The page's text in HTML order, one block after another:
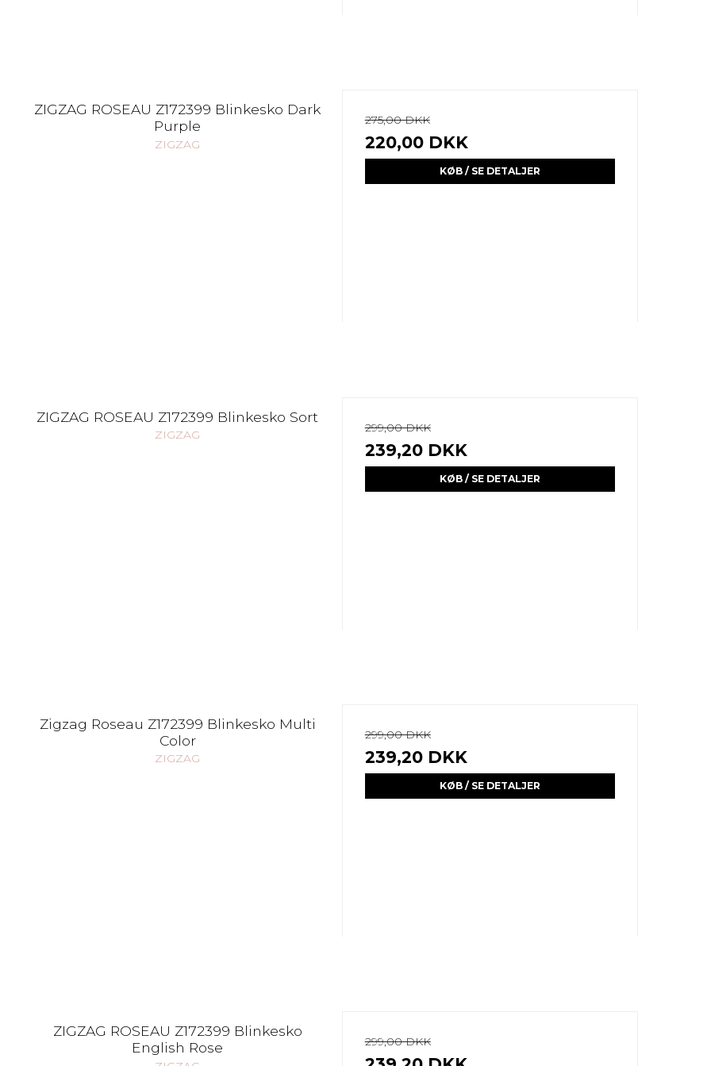
ZIGZAG ROSEAU Z172399 Blinkesko Dark
Purple
ZIGZAG
275,00 DKK
220,00 DKK
KØB / SE DETALJER
ZIGZAG ROSEAU Z172399 Blinkesko Sort
ZIGZAG
299,00 DKK
239,20 DKK
KØB / SE DETALJER
Zigzag Roseau Z172399 Blinkesko Multi
Color
ZIGZAG
299,00 DKK
239,20 DKK
KØB / SE DETALJER
ZIGZAG ROSEAU Z172399 Blinkesko
English Rose
299,00 DKK